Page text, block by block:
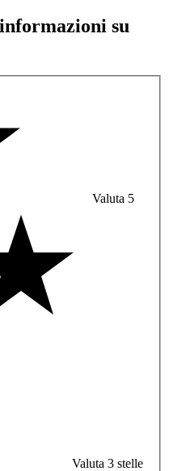
su
Valuta 5
Valuta 3 stelle